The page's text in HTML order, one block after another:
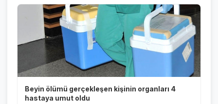
Beyin ölümü gerçekleşen kişinin organları 4
hastaya umut oldu